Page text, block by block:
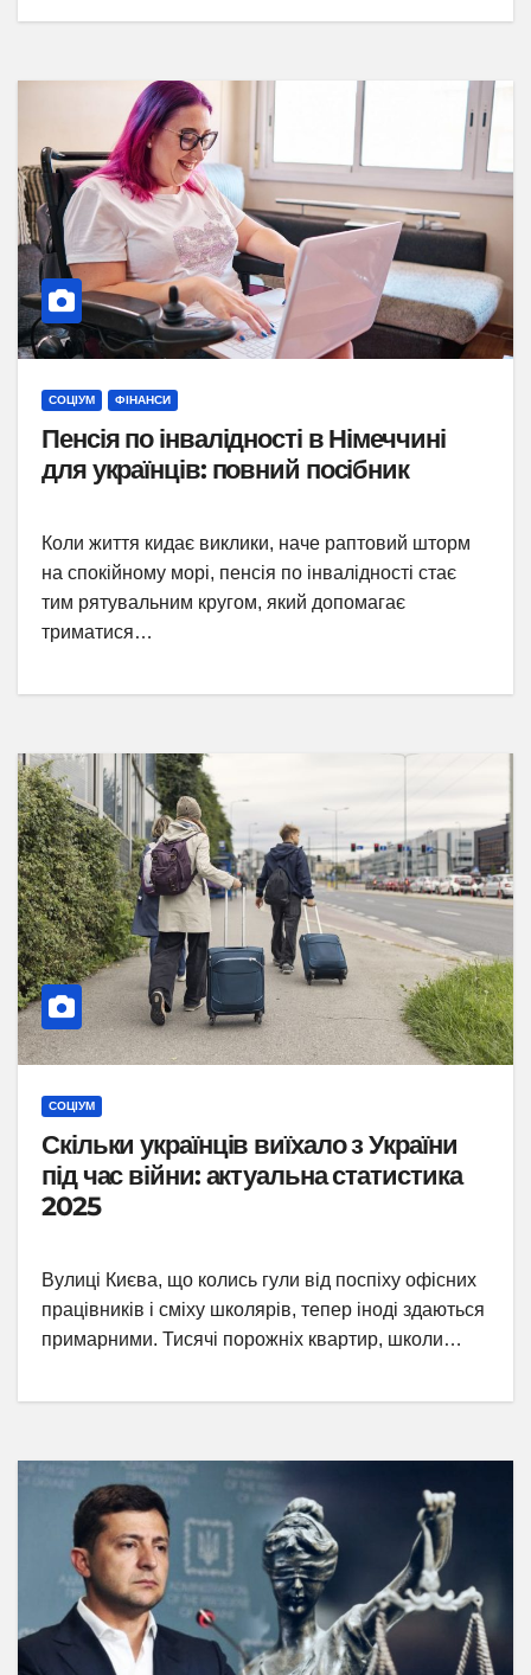
СОЦІУМ ФІНАНСИ
Пенсія по інвалідності в Німеччині
для українців: повний посібник
Коли життя кидає виклики, наче раптовий шторм
на спокійному морі, пенсія по інвалідності стає
тим рятувальним кругом, який допомагає
триматися…
СОЦІУМ
Скільки українців виїхало з України
під час війни: актуальна статистика
2025
Вулиці Києва, що колись гули від поспіху офісних
працівників і сміху школярів, тепер іноді здаються
примарними. Тисячі порожніх квартир, школи…